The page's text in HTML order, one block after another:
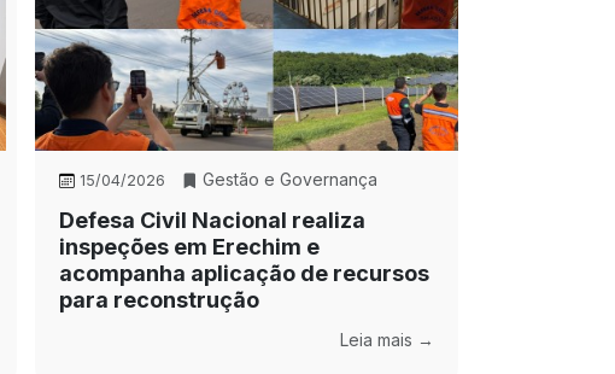
15/04/2026 Gestão e Governança
Defesa Civil Nacional realiza
inspeções em Erechim e
acompanha aplicação de recursos
para reconstrução
Leia mais →